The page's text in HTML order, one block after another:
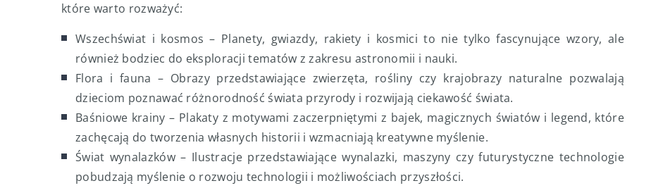
które warto rozważyć:
Wszechświat i kosmos – Planety, gwiazdy, rakiety i kosmici to nie tylko fascynujące wzory, ale
również bodziec do eksploracji tematów z zakresu astronomii i nauki.
Flora i fauna – Obrazy przedstawiające zwierzęta, rośliny czy krajobrazy naturalne pozwalają
dzieciom poznawać różnorodność świata przyrody i rozwijają ciekawość świata.
Baśniowe krainy – Plakaty z motywami zaczerpniętymi z bajek, magicznych światów i legend, które
zachęcają do tworzenia własnych historii i wzmacniają kreatywne myślenie.
Świat wynalazków – Ilustracje przedstawiające wynalazki, maszyny czy futurystyczne technologie
pobudzają myślenie o rozwoju technologii i możliwościach przyszłości.